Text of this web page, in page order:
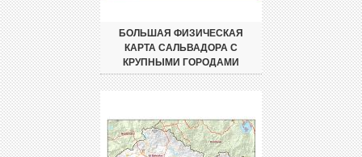
БОЛЬШАЯ ФИЗИЧЕСКАЯ
КАРТА САЛЬВАДОРА С
КРУПНЫМИ ГОРОДАМИ